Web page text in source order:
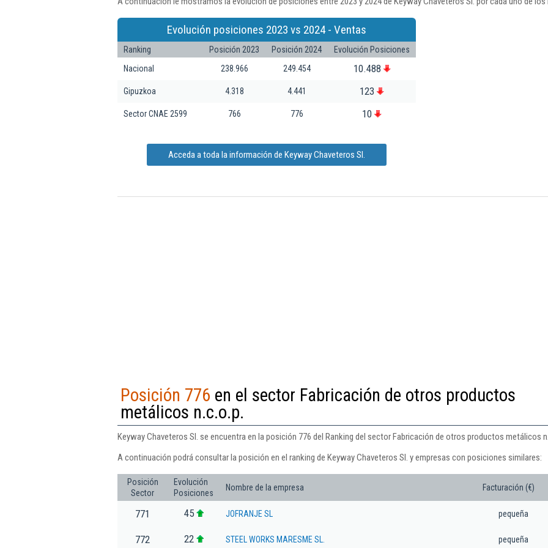
Evolución posiciones 2023 vs 2024 - Ventas
Ranking Posición 2023 Posición 2024
Evolución Posiciones
Nacional
238.966 249.454 10.488
Gipuzkoa 4.318 4.441 123
Sector CNAE 2599 766 776 10
Acceda a toda la información de Keyway Chaveteros Sl.
Posición 776 en el sector Fabricación de otros productos
metálicos n.c.o.p.
Keyway Chaveteros Sl. se encuentra en la posición 776 del Ranking del sector Fabricación de otros productos metálicos
A continuación podrá consultar la posición en el ranking de Keyway Chaveteros Sl. y empresas con posiciones similares:
Posición
Sector
Evolución
Posiciones
Nombre de la empresa Facturación (€)
771 45 JOFRANJE SL pequeña
772 22 STEEL WORKS MARESME SL. pequeña